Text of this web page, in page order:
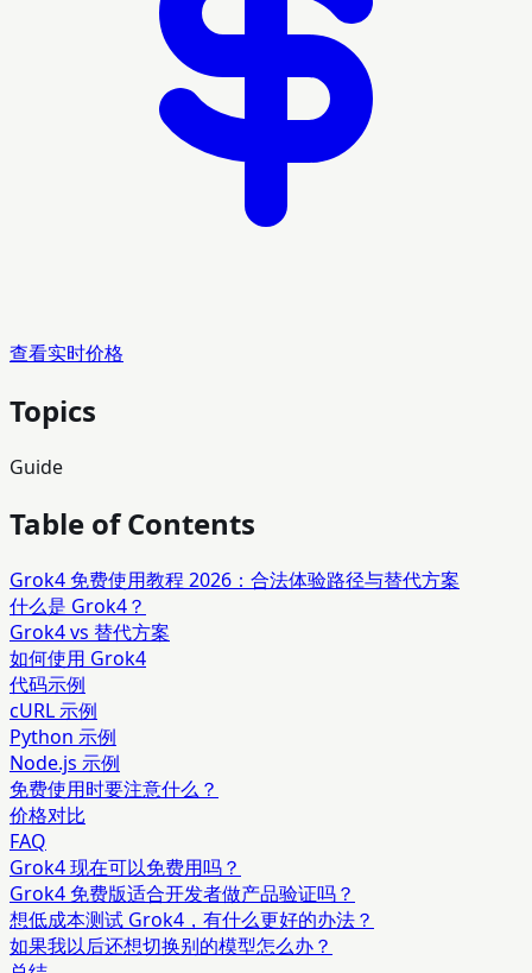
查看实时价格
Topics
Guide
Table of Contents
Grok4 免费使用教程 2026：合法体验路径与替代方案
什么是 Grok4？
Grok4 vs 替代方案
如何使用 Grok4
代码示例
cURL 示例
Python 示例
Node.js 示例
免费使用时要注意什么？
价格对比
FAQ
Grok4 现在可以免费用吗？
Grok4 免费版适合开发者做产品验证吗？
想低成本测试 Grok4，有什么更好的办法？
如果我以后还想切换别的模型怎么办？